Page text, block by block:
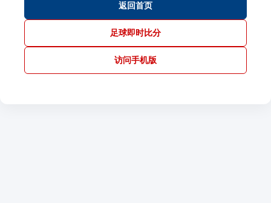
返回首页
足球即时比分
访问手机版